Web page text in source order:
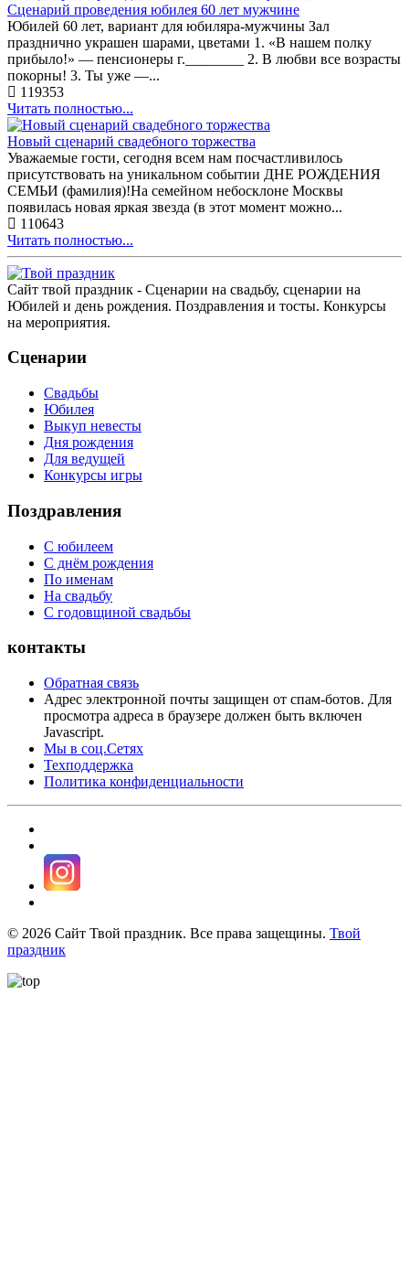
Сценарий проведения юбилея 60 лет мужчине
Юбилей 60 лет, вариант для юбиляра-мужчины Зал
празднично украшен шарами, цветами 1. «В нашем полку
прибыло!» — пенсионеры г.________ 2. В любви все возрасты
покорны! 3. Ты уже —...
119353
Читать полностью...
Новый сценарий свадебного торжества
Уважаемые гости, сегодня всем нам посчастливилось
присутствовать на уникальном событии ДНЕ РОЖДЕНИЯ
СЕМЬИ (фамилия)!На семейном небосклоне Москвы
появилась новая яркая звезда (в этот момент можно...
110643
Читать полностью...
Сайт твой праздник - Сценарии на свадьбу, сценарии на
Юбилей и день рождения. Поздравления и тосты. Конкурсы
на мероприятия.
Сценарии
Свадьбы
Юбилея
Выкуп невесты
Дня рождения
Для ведущей
Конкурсы игры
Поздравления
С юбилеем
С днём рождения
По именам
На свадьбу
С годовщиной свадьбы
контакты
Обратная связь
Адрес электронной почты защищен от спам-ботов. Для
просмотра адреса в браузере должен быть включен
Javascript.
Мы в соц.Сетях
Техподдержка
Политика конфиденциальности
© 2026 Сайт Твой праздник. Все права защещины. Твой
праздник